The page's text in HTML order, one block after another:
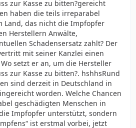
zur Kasse zu bitten?gereicht
haben die teils irreparabel
Land, das nicht die Impfopfer
Herstellern Anwälte,
Schadensersatz zahlt? Der
mit seiner Kanzlei einen
setzt er an, um die Hersteller
zur Kasse zu bitten?. hshhsRund
sind derzeit in Deutschland in
worden. Welche Chancen
geschädigten Menschen in
Impfopfer unterstützt, sondern
ist erstmal vorbei, jetzt